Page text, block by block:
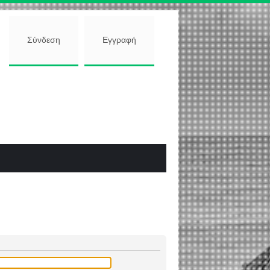
Σύνδεση Εγγραφή